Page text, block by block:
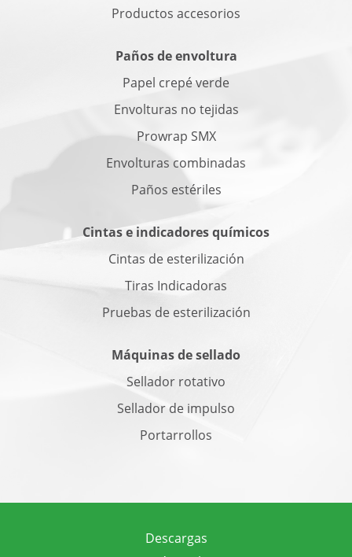
Productos accesorios
Paños de envoltura
Papel crepé verde
Envolturas no tejidas
Prowrap SMX
Envolturas combinadas
Paños estériles
Cintas e indicadores químicos
Cintas de esterilización
Tiras Indicadoras
Pruebas de esterilización
Máquinas de sellado
Sellador rotativo
Sellador de impulso
Portarrollos
Descargas